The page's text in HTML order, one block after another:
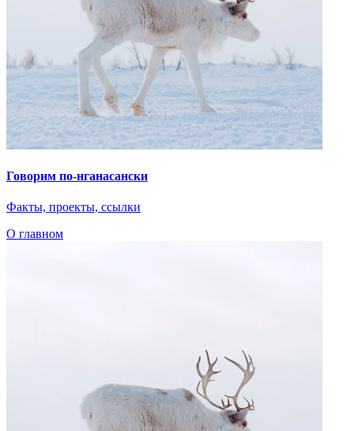
Говорим по-нганасански
Факты, проекты, ссылки
О главном